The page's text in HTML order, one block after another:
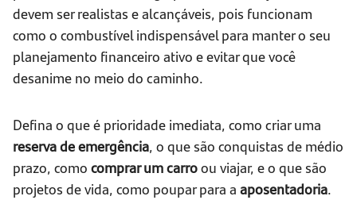
devem ser realistas e alcançáveis, pois funcionam
como o combustível indispensável para manter o seu
planejamento financeiro ativo e evitar que você
desanime no meio do caminho.
Defina o que é prioridade imediata, como criar uma
reserva de emergência, o que são conquistas de médio
prazo, como comprar um carroou viajar, e o que são
projetos de vida, como poupar para a aposentadoria.